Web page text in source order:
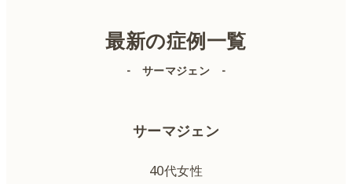
最新の症例一覧
- サーマジェン -
サーマジェン
40代女性